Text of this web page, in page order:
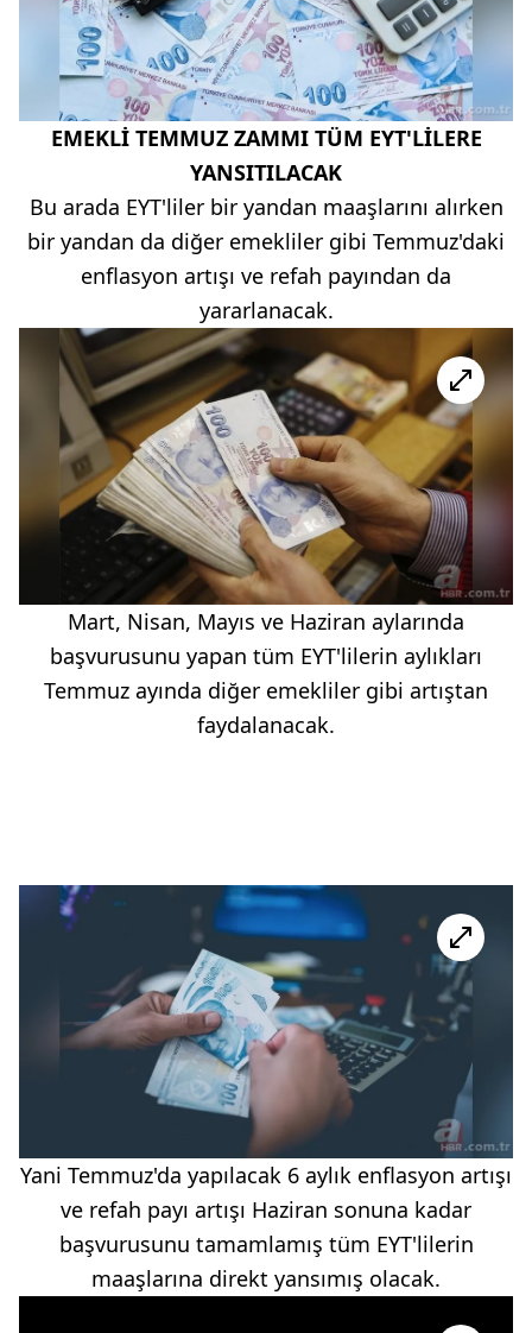
EMEKLİ TEMMUZ ZAMMI TÜM EYT'LİLERE
YANSITILACAK
Bu arada EYT'liler bir yandan maaşlarını alırken
bir yandan da diğer emekliler gibi Temmuz'daki
enflasyon artışı ve refah payından da
yararlanacak.
Mart, Nisan, Mayıs ve Haziran aylarında
başvurusunu yapan tüm EYT'lilerin aylıkları
Temmuz ayında diğer emekliler gibi artıştan
faydalanacak.
Yani Temmuz'da yapılacak 6 aylık enflasyon artışı
ve refah payı artışı Haziran sonuna kadar
başvurusunu tamamlamış tüm EYT'lilerin
maaşlarına direkt yansımış olacak.